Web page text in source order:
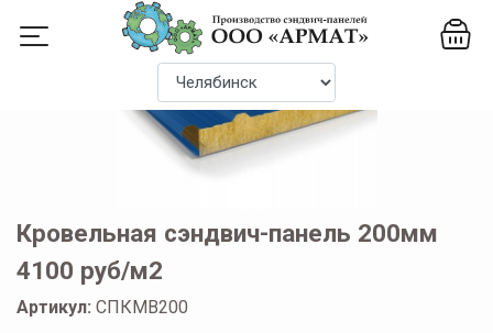
Кровельная сэндвич-панель 200мм
4100 руб/м2
Артикул: СПКМВ200